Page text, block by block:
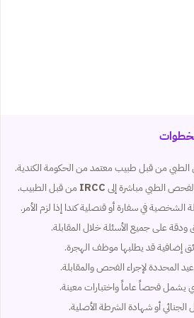
الطبي من قبل طبيب معتمد من الحكومة الكندية.
الطبي مباشرة إلىIRCC من قبل الطبيب.
الشخصية في سفارة أو قنصلية كندا إذا لزم الأمر.
ودقة على جميع الأسئلة خلال المقابلة.
إضافية قد يطلبها موظف الهجرة.
المحددة لإجراء الفحص والمقابلة.
يشمل فحصاً عاماً واختبارات معينة.
أو شهادة الشرطة الأصلية.